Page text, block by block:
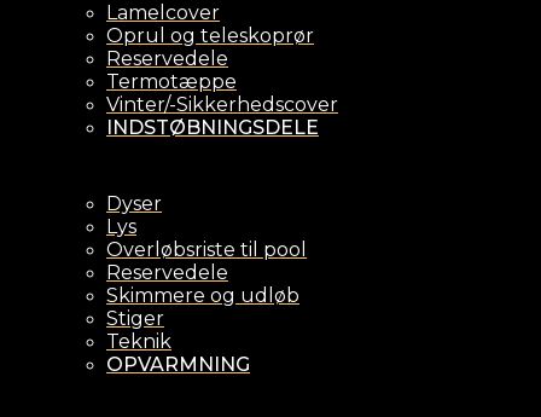
Lamelcover
Oprul og teleskoprør
Reservedele
Termotæppe
Vinter/-Sikkerhedscover
INDSTØBNINGSDELE
Dyser
Lys
Overløbsriste til pool
Reservedele
Skimmere og udløb
Stiger
Teknik
OPVARMNING